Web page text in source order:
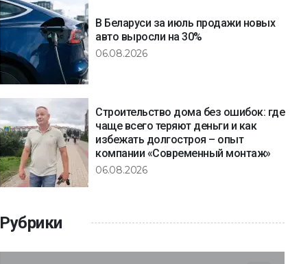
В Беларуси за июль продажи новых
авто выросли на 30%
06.08.2026
Строительство дома без ошибок: где
чаще всего теряют деньги и как
избежать долгостроя – опыт
компании «Современный монтаж»
06.08.2026
Рубрики